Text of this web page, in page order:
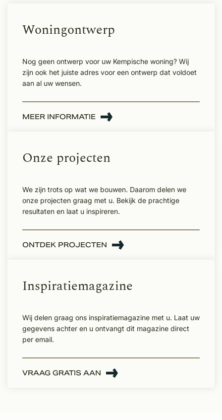
Woningontwerp
Nog geen ontwerp voor uw Kempische woning? Wij
zijn ook het juiste adres voor een ontwerp dat voldoet
aan al uw wensen.
MEER INFORMATIE
Onze projecten
We zijn trots op wat we bouwen. Daarom delen we
onze projecten graag met u. Bekijk de prachtige
resultaten en laat u inspireren.
ONTDEK PROJECTEN
Inspiratiemagazine
Wij delen graag ons inspiratiemagazine met u. Laat uw
gegevens achter en u ontvangt dit magazine direct
per email.
VRAAG GRATIS AAN